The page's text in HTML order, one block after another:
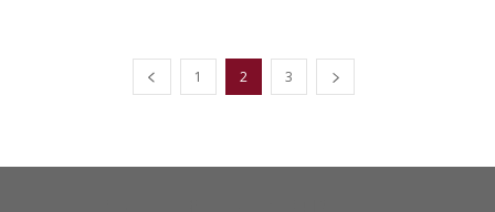
1 2 3